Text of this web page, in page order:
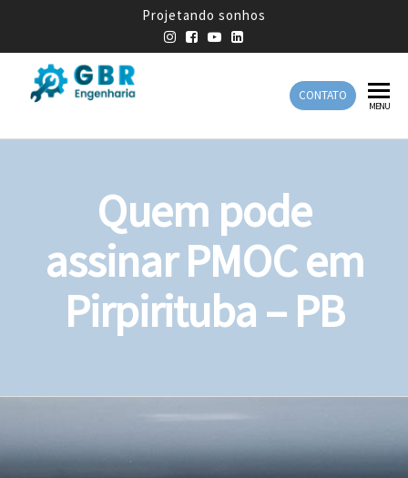
Projetando sonhos
Engenharia
Engenharia
CONTATO
MENU
Quem pode
assinar PMOC em
Pirpirituba – PB